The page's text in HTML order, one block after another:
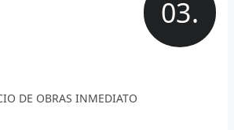
03.
DE OBRAS INMEDIATO